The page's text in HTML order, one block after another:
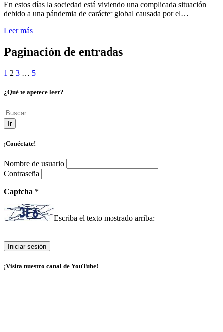
En estos días la sociedad está viviendo una complicada situación
debido a una pándemia de carácter global causada por el…
Leer más
Paginación de entradas
1 2 3 … 5
¿Qué te apetece leer?
Ir
¡Conéctate!
Nombre de usuario
Contraseña
Captcha *
Escriba el texto mostrado arriba:
¡Visita nuestro canal de YouTube!